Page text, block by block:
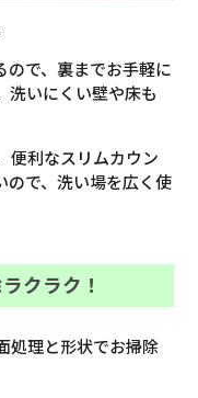
ので、裏までお手軽に
洗いにくい壁や床も
便利なスリムカウン
ので、洗い場を広く使
クラク！
処理と形状でお掃除